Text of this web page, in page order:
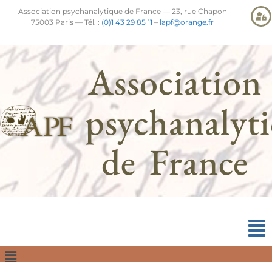
Association psychanalytique de France — 23, rue Chapon
75003 Paris — Tél. : (0)1 43 29 85 11 – lapf@orange.fr
Association
de France